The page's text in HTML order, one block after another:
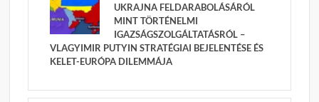
UKRAJNA FELDARABOLÁSÁRÓL
MINT TÖRTÉNELMI
IGAZSÁGSZOLGÁLTATÁSRÓL –
VLAGYIMIR PUTYIN STRATÉGIAI BEJELENTÉSE ÉS
KELET-EURÓPA DILEMMÁJA